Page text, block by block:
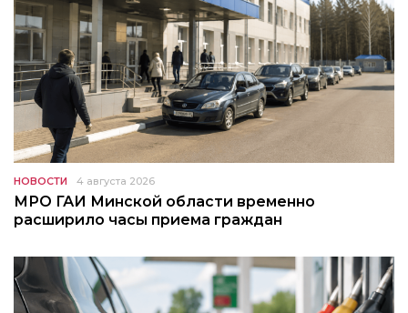
НОВОСТИ 4 августа 2026
МРО ГАИ Минской области временно
расширило часы приема граждан